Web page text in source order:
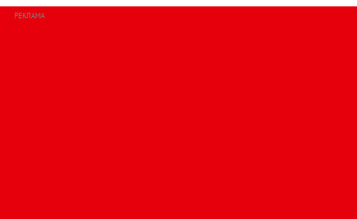
РЕКЛАМА